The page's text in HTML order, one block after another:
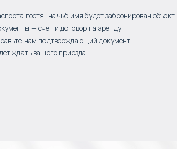
гостя, на чьё имя будет забронирован объект.
— счёт и договор на аренду.
нам подтверждающий документ.
ждать вашего приезда.